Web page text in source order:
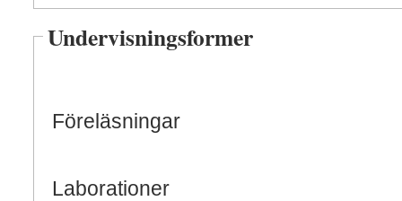
Undervisningsformer
Föreläsningar
Laborationer